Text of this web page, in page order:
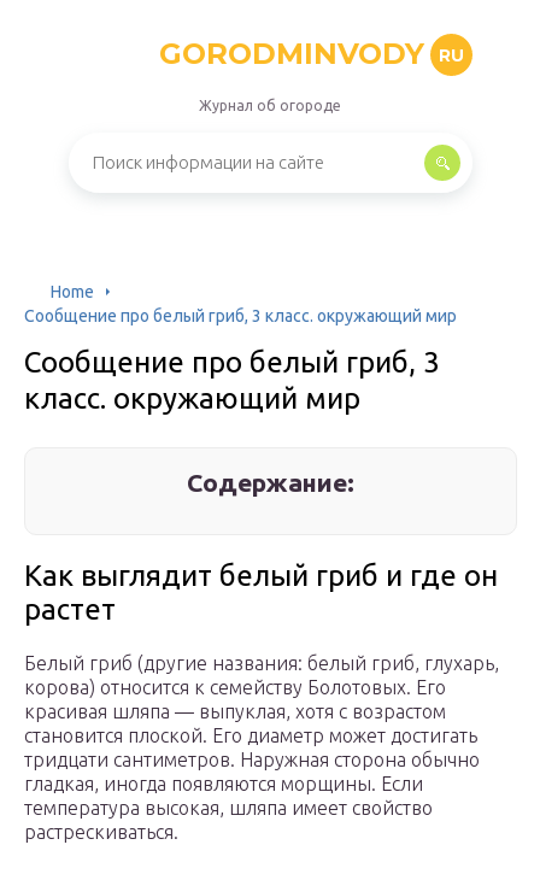
GORODMINVODY RU
Журнал об огороде
Home
Сообщение про белый гриб, 3 класс. окружающий мир
Сообщение про белый гриб, 3
класс. окружающий мир
Содержание:
Как выглядит белый гриб и где он
растет
Белый гриб (другие названия: белый гриб, глухарь,
корова) относится к семейству Болотовых. Его
красивая шляпа — выпуклая, хотя с возрастом
становится плоской. Его диаметр может достигать
тридцати сантиметров. Наружная сторона обычно
гладкая, иногда появляются морщины. Если
температура высокая, шляпа имеет свойство
растрескиваться.